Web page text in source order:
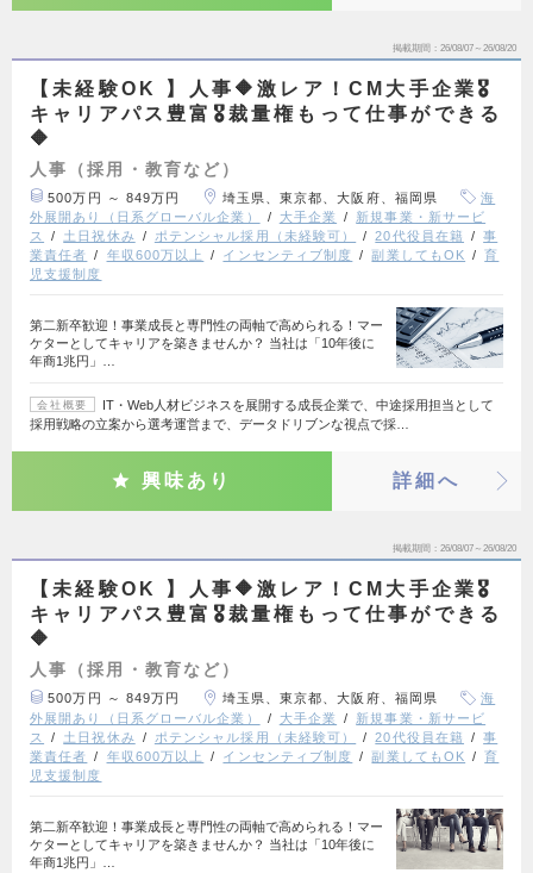
掲載期間 26/08/07～26/08/20
【未経験OK 】人事🔶激レア！CM大手企業🎖️
キャリアパス豊富🎖️裁量権もって仕事ができる
🔶
人事（採用・教育など）
500万円 ～ 849万円 埼玉県、東京都、大阪府、福岡県
海
外展開あり（日系グローバル企業）
大手企業
新規事業・新サービ
ス
土日祝休み ポテンシャル採用（未経験可） 20代役員在籍
事
業責任者
年収600万以上 インセンティブ制度 副業してもOK
育
児支援制度
第二新卒歓迎！事業成長と専門性の両軸で高められる！マー
ケターとしてキャリアを築きませんか？ 当社は「10年後に
年商1兆円」…
会社概要
IT・Web人材ビジネスを展開する成長企業で、中途採用担当として
採用戦略の立案から選考運営まで、データドリブンな視点で採…
興味あり 詳細へ
掲載期間 26/08/07～26/08/20
【未経験OK 】人事🔶激レア！CM大手企業🎖️
キャリアパス豊富🎖️裁量権もって仕事ができる
🔶
人事（採用・教育など）
500万円 ～ 849万円 埼玉県、東京都、大阪府、福岡県
海
外展開あり（日系グローバル企業）
大手企業
新規事業・新サービ
ス
土日祝休み ポテンシャル採用（未経験可） 20代役員在籍
事
業責任者
年収600万以上 インセンティブ制度 副業してもOK
育
児支援制度
第二新卒歓迎！事業成長と専門性の両軸で高められる！マー
ケターとしてキャリアを築きませんか？ 当社は「10年後に
年商1兆円」…